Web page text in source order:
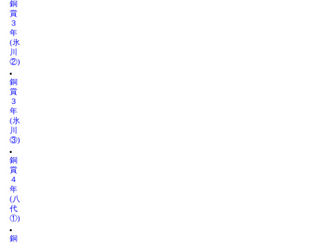
銅
賞
３
年
(氷
川
②)
銅
賞
３
年
(氷
川
③)
銅
賞
４
年
(八
代
①)
銅